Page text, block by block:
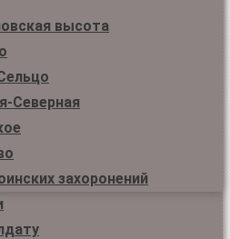
высота
Северная
захоронений